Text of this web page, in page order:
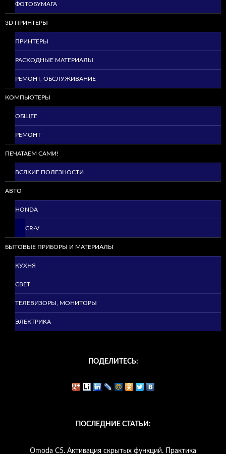
ФОТОБУМАГА
3D ПРИНТЕРЫ
ПРИНТЕРЫ
РАСХОДНЫЕ МАТЕРИАЛЫ
РЕМОНТ, ОБСЛУЖИВАНИЕ
КОМПЬЮТЕРЫ
ОБЩЕЕ
РЕМОНТ
ПЕЧАТАЕМ САМИ!
ВСЯКИЕ ПОЛЕЗНОСТИ
АВТО
HONDA
CR-V
БЫТОВЫЕ ПРИБОРЫ И МАТЕРИАЛЫ
КУХНЯ
СВЕТ
ТЕЛЕВИЗОРЫ, МОНИТОРЫ
ЭЛЕКТРИКА
ПОДЕЛИТЕСЬ:
ПОСЛЕДНИЕ СТАТЬИ:
Omoda C5. Активация скрытых функций. Практика